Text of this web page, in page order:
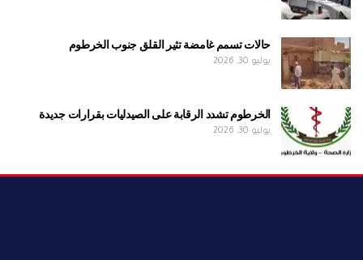
حالات تسمم غامضة تثير القلق جنوب الخرطوم
يوليو 30, 2026
الخرطوم تشدد الرقابة على الصيدليات بقرارات جديدة
يوليو 30, 2026